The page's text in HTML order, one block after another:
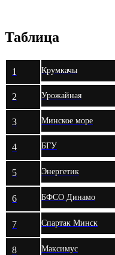
Таблица
1 Крумкачы
2 Урожайная
3 Минское море
4 БГУ
5 Энергетик
6 БФСО Динамо
7 Спартак Минск
8 Максимус